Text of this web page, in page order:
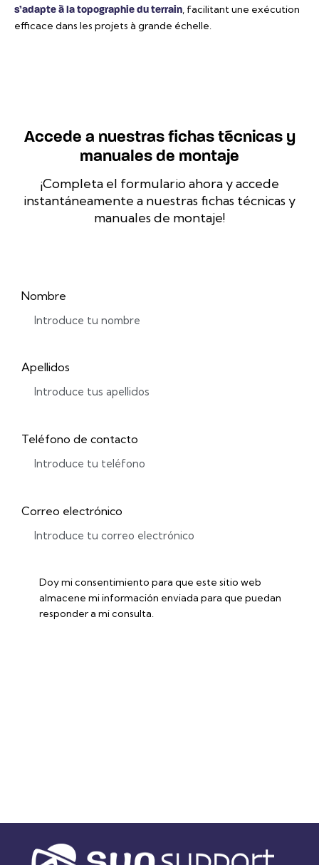
s’adapte à la topographie du terrain, facilitant une exécution
efficace dans les projets à grande échelle.
Accede a nuestras fichas técnicas y
manuales de montaje
¡Completa el formulario ahora y accede
instantáneamente a nuestras fichas técnicas y
manuales de montaje!
Nombre
Apellidos
Teléfono de contacto
Correo electrónico
Doy mi consentimiento para que este sitio web
almacene mi información enviada para que puedan
responder a mi consulta.